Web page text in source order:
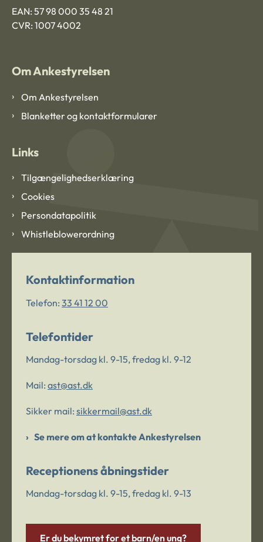
EAN: 57 98 000 35 48 21
CVR: 1007 4002
Om Ankestyrelsen
Om Ankestyrelsen
Blanketter og kontaktformularer
Links
Tilgængelighedserklæring
Cookies
Persondatapolitik
Whistleblowerordning
Kontaktinformation
Telefon: 33 41 12 00
Telefontider
Mandag-torsdag kl. 9-15, fredag kl. 9-12
Mail: ast@ast.dk
Sikker mail: sikkermail@ast.dk
Se mere om at kontakte Ankestyrelsen
Receptionens åbningstider
Mandag-torsdag kl. 9-15, fredag kl. 9-13
Er du bekymret for et barn/en ung?